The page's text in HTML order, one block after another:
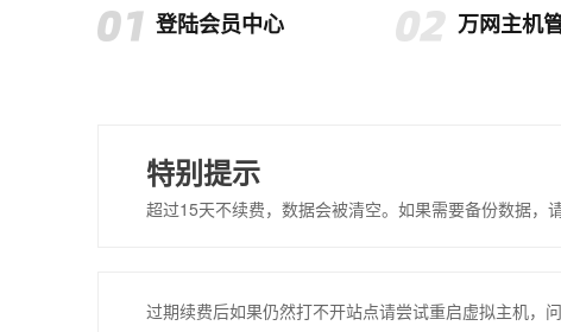
登陆会员中心 万网主机
特别提示
超过15天不续费，数据会被清空。如果需要备份数据，
过期续费后如果仍然打不开站点请尝试重启虚拟主机，